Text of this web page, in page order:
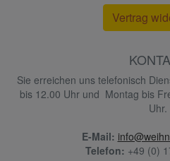
Vertrag
Sie erreichen uns telefonisch
bis 12.00 Uhr und Montag bis
Uhr.
E-Mail:
Telefon: +49 (0)